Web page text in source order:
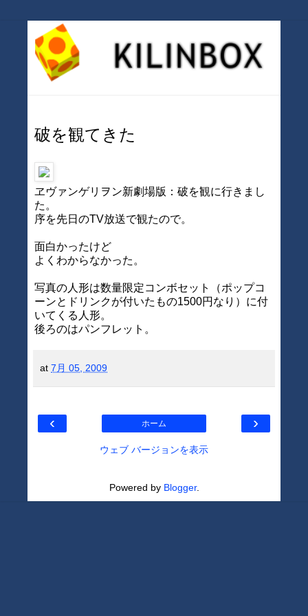
破を観てきた
ヱヴァンゲリヲン新劇場版：破を観に行きまし
た。
序を先日のTV放送で観たので。
面白かったけど
よくわからなかった。
写真の人形は数量限定コンボセット（ポップコ
ーンとドリンクが付いたもの1500円なり）に付
いてくる人形。
後ろのはパンフレット。
at 7月 05, 2009
‹ ›
ホーム
ウェブ バージョンを表示
Powered by Blogger.